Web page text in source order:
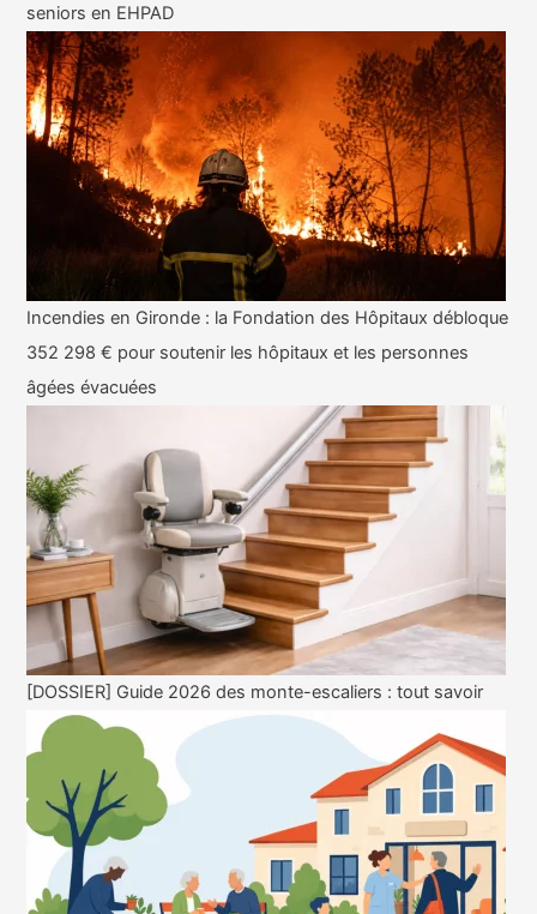
seniors en EHPAD
Incendies en Gironde : la Fondation des Hôpitaux débloque
352 298 € pour soutenir les hôpitaux et les personnes
âgées évacuées
[DOSSIER] Guide 2026 des monte-escaliers : tout savoir